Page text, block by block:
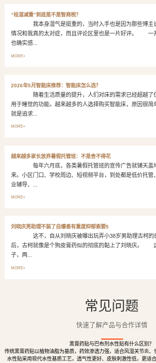
“祛湿减重”到底是不是智商税？
我本身湿气是挺重的，当时入手也是因为那些博主
情况和我真的太对症，而且评论区里也是一片好评。 一
也确实感...
MORE+
2026年5月智能床推荐：智能床怎么选？
随着生活质量的提升，人们对床的需求已经超越了
用于睡觉的功能。越来越多的人选择购买智能床，原因很简
就是追求...
MORE+
越来越多家长放弃暑假托管班：不是舍不得花
每年六月底，各类暑假托管班的宣传广告就铺天盖
来。小区门口、学校周边、短视频平台，到处都是低价托管
业辅导、...
MORE+
刘晓庆男助理不装了自爆患有重度抑郁索要5
这不，自从刘晓庆被曝出玩弄小38岁男助理古柯的
后，古柯就像是个狗皮膏药似的彻底的黏上了刘晓庆。
子，两...
MORE+
常见问题
快速了解产品与合作详情
黑膏药贴与巴布剂水性贴有什么区别？
传统黑膏药贴以植物油脂为基质，药效渗透力强，适合风湿关节炎、
水性贴采用现代水性基质工艺，透气性更好、皮肤刺激性低，更适